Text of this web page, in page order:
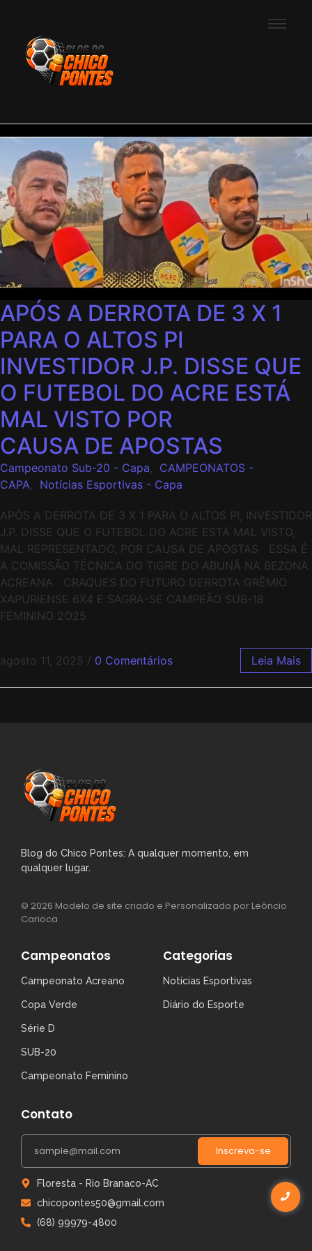
APÓS A DERROTA DE 3 X 1
PARA O ALTOS PI
INVESTIDOR J.P. DISSE QUE
O FUTEBOL DO ACRE ESTÁ
MAL VISTO POR
CAUSA DE APOSTAS
Campeonato Sub-20 - Capa
CAMPEONATOS -
CAPA
Notícias Esportivas - Capa
APÓS A DERROTA DE 3 X 1 PARA O ALTOS PI, INVESTIDOR
J.P. DISSE QUE O FUTEBOL DO ACRE ESTÁ MAL VISTO,
MAL REPRESENTADO, POR CAUSA DE APOSTAS ESSA É
A COMISSÃO TÉCNICA DO TIGRE DO ABUNÃ NA BEZONA
ACREANA CRAQUES DO FUTURO DERROTA GRÊMIO
XAPURIENSE 6X4 E SAGRA-SE CAMPEÃO SUB-18
FEMININO 2O25
agosto 11, 2025 / 0 Comentários Leia Mais
Blog do Chico Pontes: A qualquer momento, em
qualquer lugar.
© 2026 Modelo de site criado e Personalizado por Leôncio
Carioca
Campeonatos
Campeonato Acreano
Copa Verde
Série D
SUB-20
Campeonato Feminino
Categorias
Notícias Esportivas
Diário do Esporte
Contato
Inscreva-se
Floresta - Rio Branaco-AC
chicopontes50@gmail.com
(68) 99979-4800